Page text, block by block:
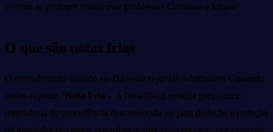
e como se proteger contra esse problema? Continue a leitura!
O que são notas frias
O entendimento contido no Dicionário jurídico-tributário Castardo
assim explica: “Nota Fria – A Nota fiscal emitida para cobrir
mercadoria de procedência desconhecida ou para dedução e redução
da importância a pagar nos tributos aplicáveis no caso, por exemplo,